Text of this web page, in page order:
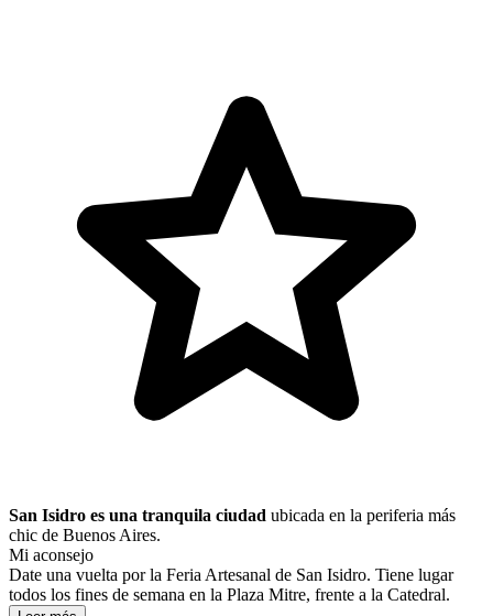
San Isidro es una tranquila ciudad ubicada en la periferia más
chic de Buenos Aires.
Mi aconsejo
Date una vuelta por la Feria Artesanal de San Isidro. Tiene lugar
todos los fines de semana en la Plaza Mitre, frente a la Catedral.